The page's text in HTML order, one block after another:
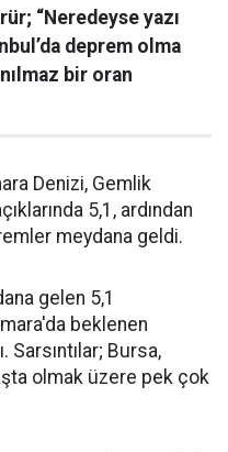
“Neredeyse yazı
deprem olma
bir oran
Denizi, Gemlik
5,1, ardından
meydana geldi.
gelen 5,1
beklenen
Sarsıntılar; Bursa,
olmak üzere pek çok